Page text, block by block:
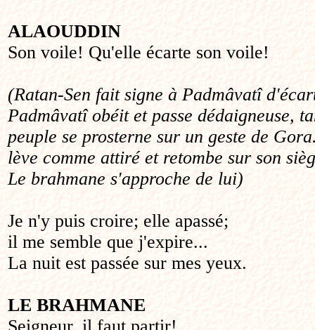
ALAOUDDIN
Son voile! Qu'elle écarte son voile!
(Ratan-Sen fait signe à Padmâvatî
Padmâvatî obéit et passe dédaigneuse,
peuple se prosterne sur un geste de
lève comme attiré et retombe sur son
Le brahmane s'approche de lui)
Je n'y puis croire; elle apassé;
il me semble que j'expire...
La nuit est passée sur mes yeux.
LE BRAHMANE